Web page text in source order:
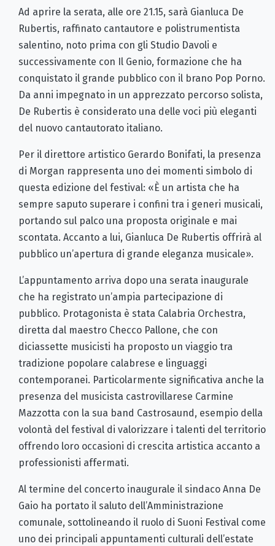
Ad aprire la serata, alle ore 21.15, sarà Gianluca De
Rubertis, raffinato cantautore e polistrumentista
salentino, noto prima con gli Studio Davoli e
successivamente con Il Genio, formazione che ha
conquistato il grande pubblico con il brano Pop Porno.
Da anni impegnato in un apprezzato percorso solista,
De Rubertis è considerato una delle voci più eleganti
del nuovo cantautorato italiano.
Per il direttore artistico Gerardo Bonifati, la presenza
di Morgan rappresenta uno dei momenti simbolo di
questa edizione del festival: «È un artista che ha
sempre saputo superare i confini tra i generi musicali,
portando sul palco una proposta originale e mai
scontata. Accanto a lui, Gianluca De Rubertis offrirà al
pubblico un’apertura di grande eleganza musicale».
L’appuntamento arriva dopo una serata inaugurale
che ha registrato un’ampia partecipazione di
pubblico. Protagonista è stata Calabria Orchestra,
diretta dal maestro Checco Pallone, che con
diciassette musicisti ha proposto un viaggio tra
tradizione popolare calabrese e linguaggi
contemporanei. Particolarmente significativa anche la
presenza del musicista castrovillarese Carmine
Mazzotta con la sua band Castrosaund, esempio della
volontà del festival di valorizzare i talenti del territorio
offrendo loro occasioni di crescita artistica accanto a
professionisti affermati.
Al termine del concerto inaugurale il sindaco Anna De
Gaio ha portato il saluto dell’Amministrazione
comunale, sottolineando il ruolo di Suoni Festival come
uno dei principali appuntamenti culturali dell’estate